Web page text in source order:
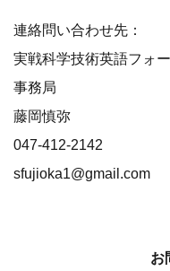
連絡問い合わせ先：
実戦科学技術英語フォ
事務局
藤岡慎弥
047-412-2142
sfujioka1@gmail.com
お